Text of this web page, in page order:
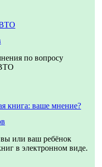
ВТО
по вопросу
книга: ваше мнение?
или ваш ребёнок
в электронном виде.